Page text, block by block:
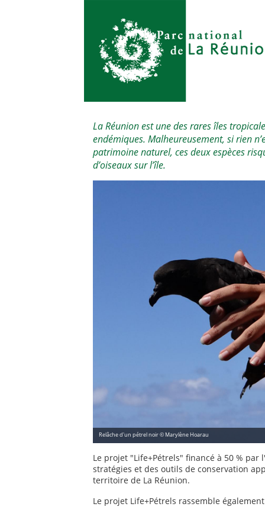
La Réunion est une des rares îles
endémiques. Malheureusement, si rien
patrimoine naturel, ces deux espèces
d’oiseaux sur l’île.
Relâche d'un pétrel noir © Marylène Hoarau
Le projet "Life+Pétrels" financé à 50 %
stratégies et des outils de conservation
territoire de La Réunion.
Le projet Life+Pétrels rassemble